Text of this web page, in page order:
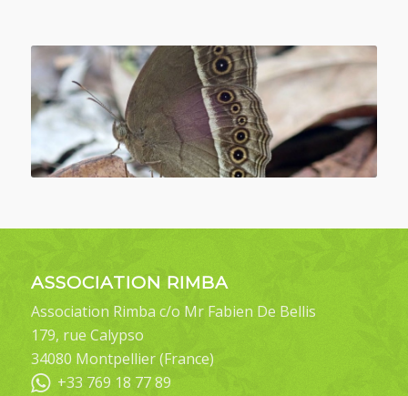
ASSOCIATION RIMBA
Association Rimba c/o Mr Fabien De Bellis
179, rue Calypso
34080 Montpellier (France)
+33 769 18 77 89